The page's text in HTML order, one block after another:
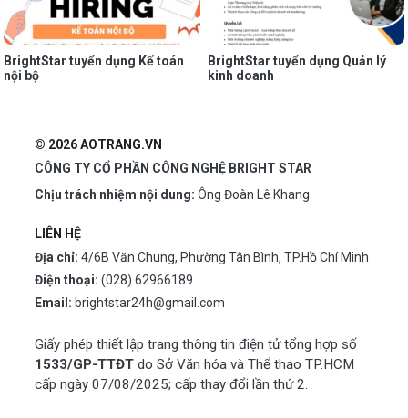
BrightStar tuyển dụng Kế toán
nội bộ
BrightStar tuyển dụng Quản lý
kinh doanh
© 2026 AOTRANG.VN
CÔNG TY CỔ PHẦN CÔNG NGHỆ BRIGHT STAR
Chịu trách nhiệm nội dung: Ông Đoàn Lê Khang
LIÊN HỆ
Địa chỉ: 4/6B Văn Chung, Phường Tân Bình, TP.Hồ Chí Minh
Điện thoại: (028) 62966189
Email: brightstar24h@gmail.com
Giấy phép thiết lập trang thông tin điện tử tổng hợp số
1533/GP-TTĐT do Sở Văn hóa và Thể thao TP.HCM
cấp ngày 07/08/2025; cấp thay đổi lần thứ 2.